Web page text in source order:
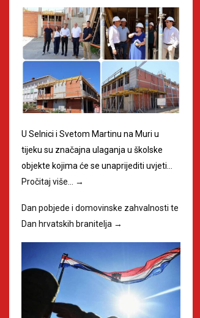
U Selnici i Svetom Martinu na Muri u
tijeku su značajna ulaganja u školske
objekte kojima će se unaprijediti uvjeti…
Pročitaj više… →
Dan pobjede i domovinske zahvalnosti te
Dan hrvatskih branitelja →